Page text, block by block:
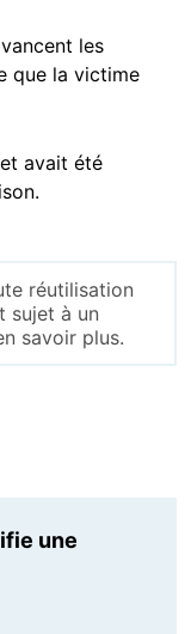
les
que la victime
et avait été
réutilisation
sujet à un
savoir plus.
une